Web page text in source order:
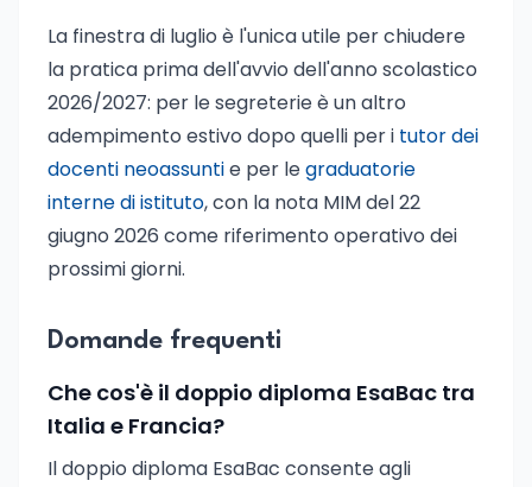
La finestra di luglio è l'unica utile per chiudere
la pratica prima dell'avvio dell'anno scolastico
2026/2027: per le segreterie è un altro
adempimento estivo dopo quelli per i tutor dei
docenti neoassuntie per legraduatorie
interne di istituto, con la nota MIM del 22
giugno 2026 come riferimento operativo dei
prossimi giorni.
Domande frequenti
Che cos'è il doppio diploma EsaBac tra
Italia e Francia?
Il doppio diploma EsaBac consente agli